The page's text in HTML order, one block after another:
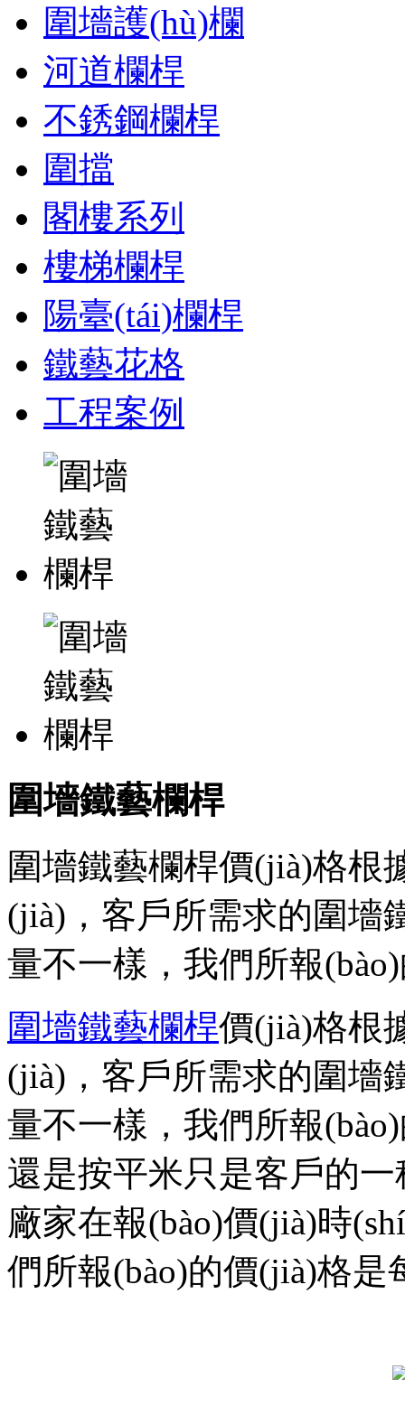
圍墻護(hù)欄
河道欄桿
不銹鋼欄桿
圍擋
閣樓系列
樓梯欄桿
陽臺(tái)欄桿
鐵藝花格
工程案例
圍墻鐵藝欄桿
圍墻鐵藝欄桿價(jià)格根
(jià)，客戶所需求的圍墻
量不一樣，我們所報(bào)的
圍墻鐵藝欄桿價(jià)格根
(jià)，客戶所需求的
量不一樣，我們所報(bào)
還是按平米只是客戶的一種
廠家在報(bào)價(jià)時
們所報(bào)的價(jià)格